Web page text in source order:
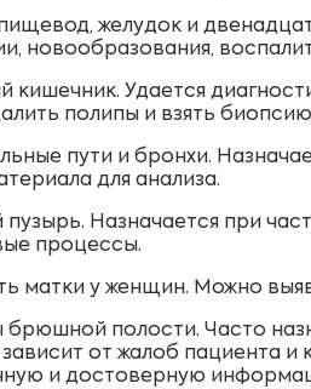
желудок и
новообразования,
кишечник. Удается
полипы и взять
пути и бронхи.
для анализа.
Назначается при
процессы.
матки у женщин. Можно
полости. Часто
от жалоб пациента
и достоверную